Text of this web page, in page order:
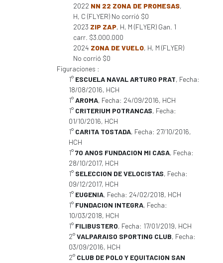
2022 NN 22 ZONA DE PROMESAS,
H, C (FLYER) No corrió $0
2023 ZIP ZAP, H, M (FLYER) Gan. 1
carr. $3.000.000
2024 ZONA DE VUELO, H, M (FLYER)
No corrió $0
Figuraciones :
1° ESCUELA NAVAL ARTURO PRAT, Fecha:
18/08/2016, HCH
1°AROMA, Fecha: 24/09/2016, HCH
1° CRITERIUM POTRANCAS, Fecha:
01/10/2016, HCH
1° CARITA TOSTADA, Fecha: 27/10/2016,
HCH
1°70 ANOS FUNDACION MI CASA, Fecha:
28/10/2017, HCH
1° SELECCION DE VELOCISTAS, Fecha:
09/12/2017, HCH
1° EUGENIA, Fecha: 24/02/2018, HCH
1° FUNDACION INTEGRA, Fecha:
10/03/2018, HCH
1° FILIBUSTERO, Fecha: 17/01/2019, HCH
2°VALPARAISO SPORTING CLUB, Fecha:
03/09/2016, HCH
2° CLUB DE POLO Y EQUITACION SAN